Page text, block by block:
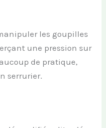
les goupilles
une pression sur
de pratique,
serrurier.